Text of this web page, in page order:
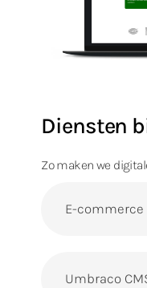
Diensten
Zo maken we
E-commerce
Umbraco